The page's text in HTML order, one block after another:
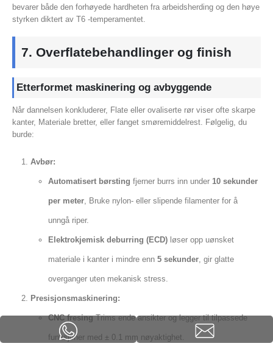
bevarer både den forhøyede hardheten fra arbeidsherding og den høye
styrken diktert av T6 -temperamentet.
7. Overflatebehandlinger og finish
Etterformet maskinering og avbyggende
Når dannelsen konkluderer, Flate eller ovaliserte rør viser ofte skarpe
kanter, Materiale bretter, eller fanget smøremiddelrest. Følgelig, du
burde:
Avbør:
Automatisert børsting fjerner burrs inn under 10 sekunder
per meter , Bruke nylon- eller slipende filamenter for å
unngå riper.
Elektrokjemisk deburring (ECD) løser opp uønsket
materiale i kanter i mindre enn5 sekunder , gir glatte
overganger uten mekanisk stress.
Presisjonsmaskinering:
CNC fresingTrims ende ansikter og legger til tilpassede
funksjoner med ± 0.1 mm nøyaktighet.